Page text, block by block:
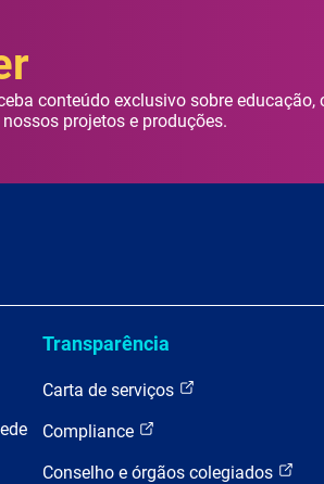
conteúdo exclusivo sobre educação,
projetos e produções.
Transparência
Carta de serviços
Compliance
Conselho e órgãos colegiados